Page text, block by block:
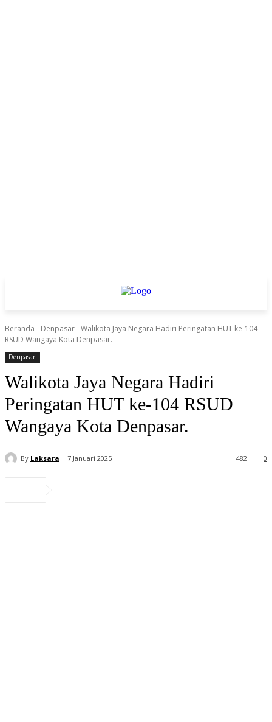
Beranda Denpasar Walikota Jaya Negara Hadiri Peringatan HUT ke-104
RSUD Wangaya Kota Denpasar.
Denpasar
Walikota Jaya Negara Hadiri
Peringatan HUT ke-104 RSUD
Wangaya Kota Denpasar.
By Laksara 7 Januari 2025 0
482